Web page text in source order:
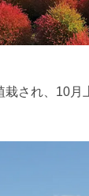
され、10月